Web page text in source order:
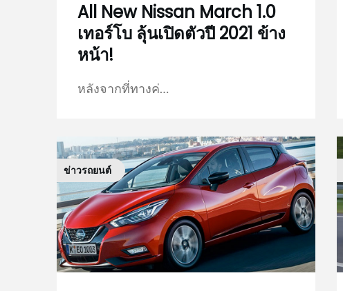
All New Nissan March 1.0
เทอร์โบ ลุ้นเปิดตัวปี 2021 ข้าง
หน้า!
หลังจากที่ทางค่…
ข่าวรถยนต์